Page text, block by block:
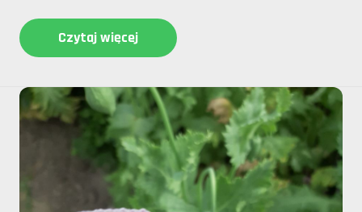
Czytaj więcej